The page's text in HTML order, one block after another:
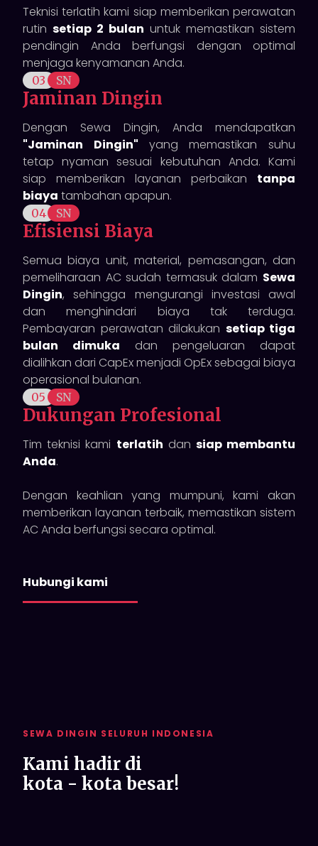
Teknisi terlatih kami siap memberikan perawatan
rutin setiap 2 bulan untuk memastikan sistem
pendingin Anda berfungsi dengan optimal
menjaga kenyamanan Anda.
03 SN
Jaminan Dingin
Dengan Sewa Dingin, Anda mendapatkan
"Jaminan Dingin" yang memastikan suhu
tetap nyaman sesuai kebutuhan Anda. Kami
siap memberikan layanan perbaikan tanpa
biaya tambahan apapun.
04 SN
Efisiensi Biaya
Semua biaya unit, material, pemasangan, dan
pemeliharaan AC sudah termasuk dalam Sewa
Dingin, sehingga mengurangi investasi awal
dan menghindari biaya tak terduga.
Pembayaran perawatan dilakukan setiap tiga
bulan dimuka dan pengeluaran dapat
dialihkan dari CapEx menjadi OpEx sebagai biaya
operasional bulanan.
05 SN
Dukungan Profesional
Tim teknisi kami terlatih dan siap membantu
Anda.
Dengan keahlian yang mumpuni, kami akan
memberikan layanan terbaik, memastikan sistem
AC Anda berfungsi secara optimal.
Hubungi kami
SEWA DINGIN SELURUH INDONESIA
Kami hadir di
kota - kota besar!